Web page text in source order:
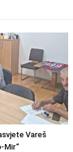
Vareš
Mir“